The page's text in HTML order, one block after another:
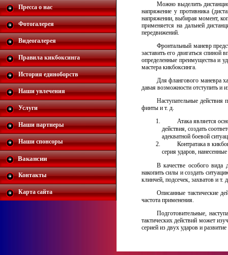
Пресса о нас
Фотогалерея
Видеогалерея
Правила кикбоксинга
История единоборств
Наши увлечения
Услуги
Наши партнеры
Наши спонсоры
Вакансии
Контакты
Карта сайта
Можно выделить
напряжение у противника
напряжении, выбирая момент,
применяется на дальней
передвижений.
Фронтальный маневр
заставить его двигаться
определенные преимущества и
мастера кикбоксинга.
Для флангового маневра
давая возможности отступить и
Наступательные действия
финты и т. д.
Атака является
действия, создать
адекватной боевой
Контратака в
серия ударов,
В качестве особого вида
накопить силы и создать
клинчей, подсечек, захватов и
Описанные тактические
частота применения.
Подготовительные,
тактических действий может
серией из двух ударов и развитие